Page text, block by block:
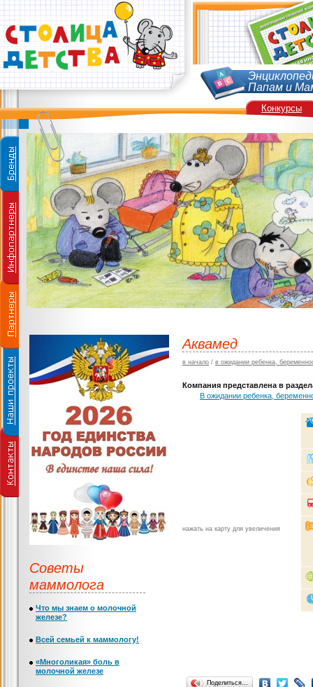
Папам и
Аквамед
в начало / в ожидании ребенка,
Компания представлена в
В ожидании ребенка,
нажать на карту для увеличения
Поделиться…
Советы
маммолога
Что мы знаем о молочной
железе?
Всей семьей к маммологу!
«Многоликая» боль в
молочной железе
Конкурсы